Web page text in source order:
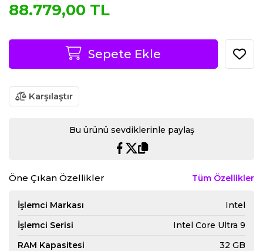
88.779,00 TL
Sepete Ekle
Karşılaştır
Bu ürünü sevdiklerinle paylaş
Öne Çıkan Özellikler Tüm Özellikler
İşlemci Markası
Intel
İşlemci Serisi
Intel Core Ultra 9
RAM Kapasitesi
32 GB